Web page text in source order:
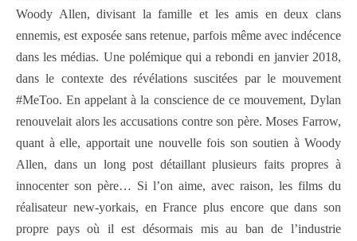
Woody Allen, divisant la famille et les amis en deux clans
ennemis, est exposée sans retenue, parfois même avec indécence
dans les médias. Une polémique qui a rebondi en janvier 2018,
dans le contexte des révélations suscitées par le mouvement
#MeToo. En appelant à la conscience de ce mouvement, Dylan
renouvelait alors les accusations contre son père. Moses Farrow,
quant à elle, apportait une nouvelle fois son soutien à Woody
Allen, dans un long post détaillant plusieurs faits propres à
innocenter son père… Si l’on aime, avec raison, les films du
réalisateur new-yorkais, en France plus encore que dans son
propre pays où il est désormais mis au ban de l’industrie